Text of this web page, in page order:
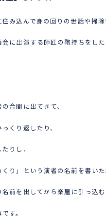
み込んで身の回りの世話や掃除
に出演する師匠の鞄持ちをした
合間に出てきて、
くり返したり、
りし、
くり」という演者の名前を書い
名前を出してから楽屋に引っ込
す。